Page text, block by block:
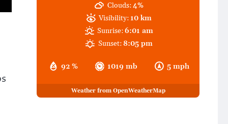
92 % 1019 mb 5 mph
Clouds:4%
Visibility: 10 km
Sunrise:6:01 am
Sunset:8:05 pm
Weather from OpenWeatherMap